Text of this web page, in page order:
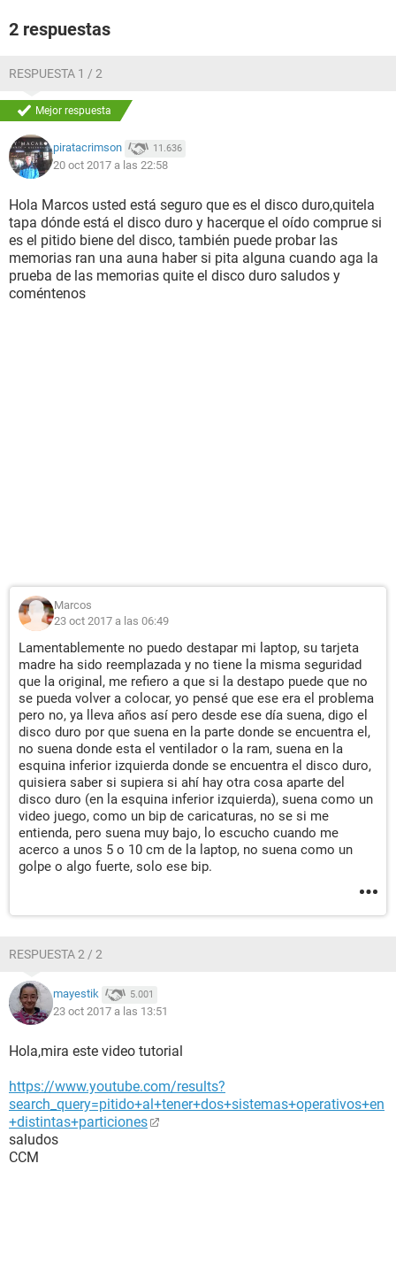
2 respuestas
RESPUESTA 1 / 2
Mejor respuesta
piratacrimson 11.636
20 oct 2017 a las 22:58
Hola Marcos usted está seguro que es el disco duro,quitela
tapa dónde está el disco duro y hacerque el oído comprue si
es el pitido biene del disco, también puede probar las
memorias ran una auna haber si pita alguna cuando aga la
prueba de las memorias quite el disco duro saludos y
coméntenos
Marcos
23 oct 2017 a las 06:49
Lamentablemente no puedo destapar mi laptop, su tarjeta
madre ha sido reemplazada y no tiene la misma seguridad
que la original, me refiero a que si la destapo puede que no
se pueda volver a colocar, yo pensé que ese era el problema
pero no, ya lleva años así pero desde ese día suena, digo el
disco duro por que suena en la parte donde se encuentra el,
no suena donde esta el ventilador o la ram, suena en la
esquina inferior izquierda donde se encuentra el disco duro,
quisiera saber si supiera si ahí hay otra cosa aparte del
disco duro (en la esquina inferior izquierda), suena como un
video juego, como un bip de caricaturas, no se si me
entienda, pero suena muy bajo, lo escucho cuando me
acerco a unos 5 o 10 cm de la laptop, no suena como un
golpe o algo fuerte, solo ese bip.
RESPUESTA 2 / 2
mayestik 5.001
23 oct 2017 a las 13:51
Hola,mira este video tutorial
https://www.youtube.com/results?
search_query=pitido+al+tener+dos+sistemas+operativos+en
+distintas+particiones
saludos
CCM